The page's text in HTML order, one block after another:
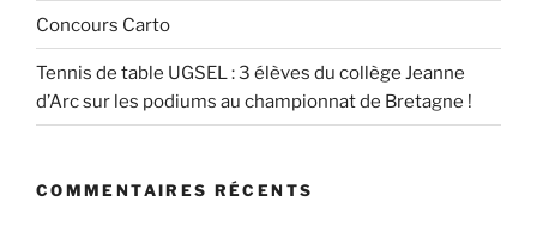
Concours Carto
Tennis de table UGSEL : 3 élèves du collège Jeanne
d’Arc sur les podiums au championnat de Bretagne !
COMMENTAIRES RÉCENTS